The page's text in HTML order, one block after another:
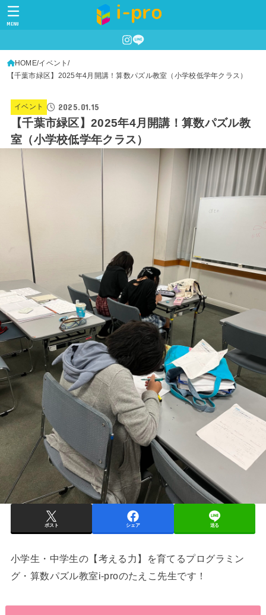
MENU
HOME イベント
【千葉市緑区】2025年4月開講！算数パズル教室（小学校低学年クラス）
イベント 2025.01.15
【千葉市緑区】2025年4月開講！算数パズル教
室（小学校低学年クラス）
ポスト シェア 送る
小学生・中学生の【考える力】を育てるプログラミン
グ・算数パズル教室i-proのたえこ先生です！